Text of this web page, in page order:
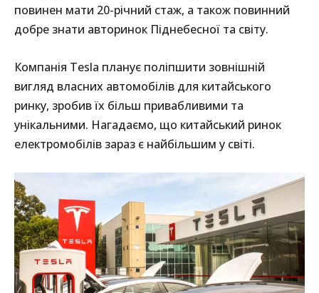
повинен мати 20-річний стаж, а також повинний
добре знати авторинок Піднебесної та світу.
Компанія Tesla планує поліпшити зовнішній
вигляд власних автомобілів для китайського
ринку, зробив їх більш привабливими та
унікальними. Нагадаємо, що китайський ринок
електромобілів зараз є найбільшим у світі.